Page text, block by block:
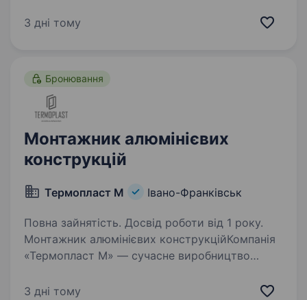
команди інтернет-провайдера Київстар!
3 дні тому
Бронювання
Монтажник алюмінієвих
конструкцій
Термопласт М Івано-Франківськ
Повна зайнятість. Досвід роботи від 1 року.
Монтажник алюмінієвих конструкційКомпанія
«Термопласт М» — сучасне виробництво
Ми ростемо — і запрошуємо в команду
3 дні тому